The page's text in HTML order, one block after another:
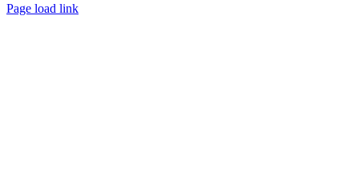
Page load link